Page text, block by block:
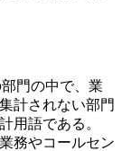
門の中で、業
計されない部門
用語である。
務やコールセン